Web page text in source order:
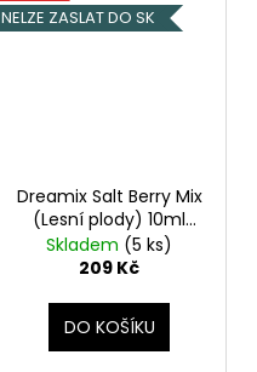
NELZE ZASLAT DO SK
Dreamix Salt Berry Mix
(Lesní plody) 10ml
20mg
Skladem (5 ks)
209 Kč
DO KOŠÍKU